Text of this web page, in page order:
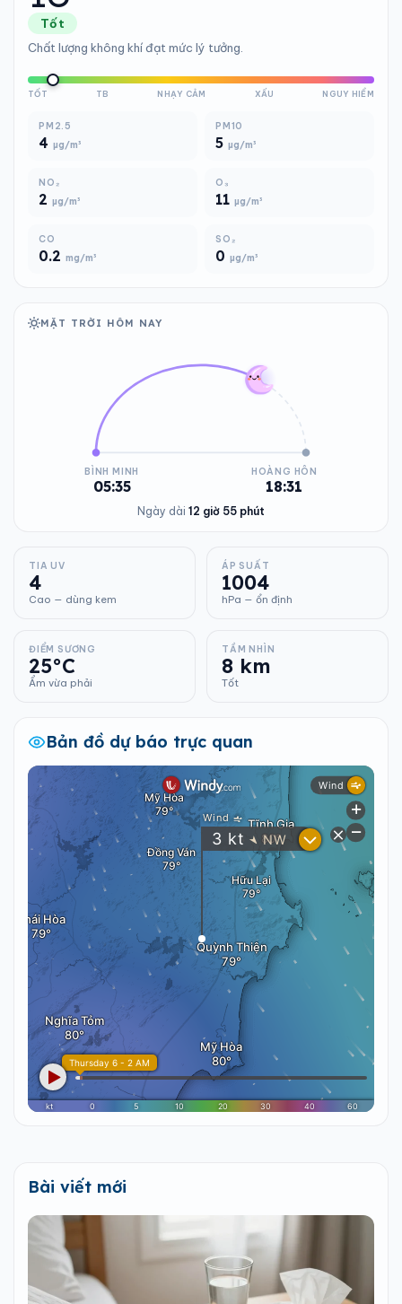
Tốt
Chất lượng không khí đạt mức lý tưởng.
TỐT TB NHẠY CẢM XẤU NGUY HIỂM
PM2.5
4 µg/m³
PM10
5 µg/m³
NO₂
2 µg/m³
O₃
11 µg/m³
CO
0.2 mg/m³
SO₂
0 µg/m³
MẶT TRỜI HÔM NAY
BÌNH MINH
05:35
HOÀNG HÔN
18:31
Ngày dài 12 giờ 55 phút
TIA UV
4
Cao — dùng kem
ÁP SUẤT
1004
hPa — ổn định
ĐIỂM SƯƠNG
25°C
Ẩm vừa phải
TẦM NHÌN
8 km
Tốt
Bản đồ dự báo trực quan
Bài viết mới